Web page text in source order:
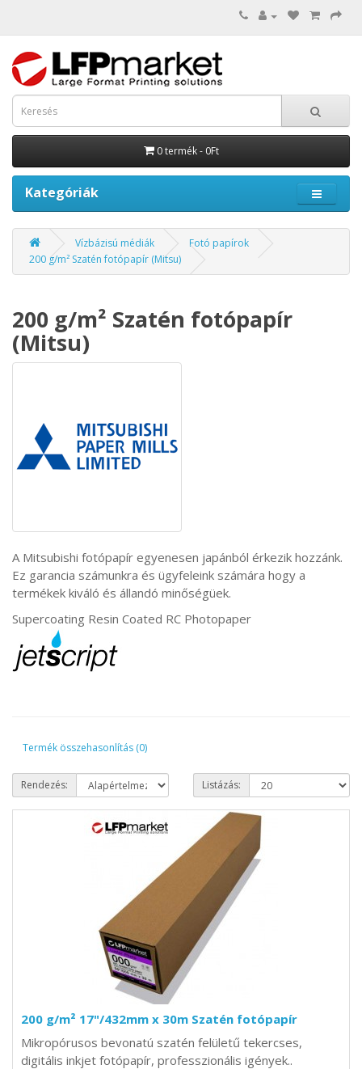
0 termék - 0Ft
Kategóriák
Vízbázisú médiák
Fotó papírok
200 g/m² Szatén fotópapír (Mitsu)
200 g/m² Szatén fotópapír
(Mitsu)
A Mitsubishi fotópapír egyenesen japánból érkezik hozzánk.
Ez garancia számunkra és ügyfeleink számára hogy a
termékek kiváló és állandó minőségüek.
Supercoating Resin Coated RC Photopaper
Termék összehasonlítás (0)
Rendezés: Listázás:
200 g/m² 17"/432mm x 30m Szatén fotópapír
Mikropórusos bevonatú szatén felületű tekercses,
digitális inkjet fotópapír, professzionális igények..